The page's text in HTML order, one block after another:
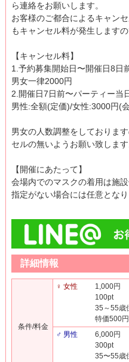
ら連絡をお願いします。
お客様のご都合によるキャン
もキャンセル料が発生します
【キャンセル料】
1.予約募集開始日〜開催日8日
男女一律2000円
2.開催日7日前〜パーティー当
男性:全額(定価)/女性:3000円(
男女の人数調整をしておりま
セルの無いようお願い致します
【開催にあたって】
会場内でのマスクの着用は施
指定がない場合には任意となり
詳細情報
条件/料金
♀ 女性
1,000円
100pt
35～55歳
特価500円
♂ 男性
6,000円
300pt
35〜55歳